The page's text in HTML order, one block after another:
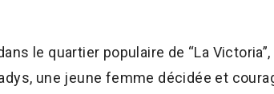
le quartier populaire de “La
une jeune femme décidée et